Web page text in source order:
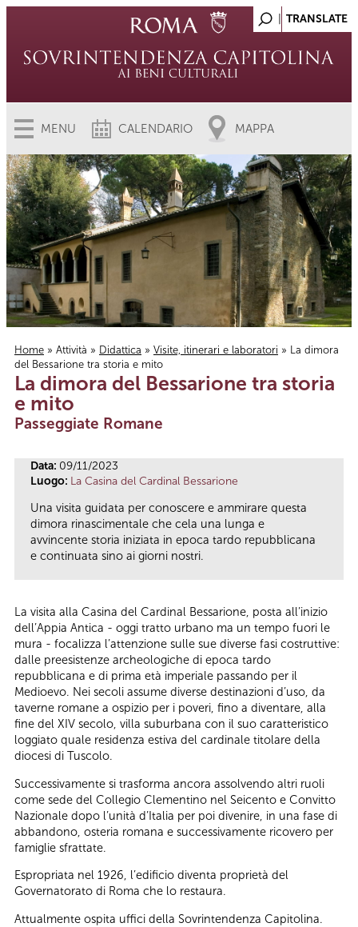
MENU CALENDARIO MAPPA
Tu sei qui
Home » Attività » Didattica » Visite, itinerari e laboratori » La dimora
del Bessarione tra storia e mito
La dimora del Bessarione tra storia
e mito
Passeggiate Romane
Data: 09/11/2023
Luogo: La Casina del Cardinal Bessarione
Una visita guidata per conoscere e ammirare questa
dimora rinascimentale che cela una lunga e
avvincente storia iniziata in epoca tardo repubblicana
e continuata sino ai giorni nostri.
La visita alla Casina del Cardinal Bessarione, posta all’inizio
dell’Appia Antica - oggi tratto urbano ma un tempo fuori le
mura - focalizza l’attenzione sulle sue diverse fasi costruttive:
dalle preesistenze archeologiche di epoca tardo
repubblicana e di prima età imperiale passando per il
Medioevo. Nei secoli assume diverse destinazioni d’uso, da
taverne romane a ospizio per i poveri, fino a diventare, alla
fine del XIV secolo, villa suburbana con il suo caratteristico
loggiato quale residenza estiva del cardinale titolare della
diocesi di Tuscolo.
Successivamente si trasforma ancora assolvendo altri ruoli
come sede del Collegio Clementino nel Seicento e Convitto
Nazionale dopo l’unità d’Italia per poi divenire, in una fase di
abbandono, osteria romana e successivamente ricovero per
famiglie sfrattate.
Espropriata nel 1926, l’edificio diventa proprietà del
Governatorato di Roma che lo restaura.
Attualmente ospita uffici della Sovrintendenza Capitolina.